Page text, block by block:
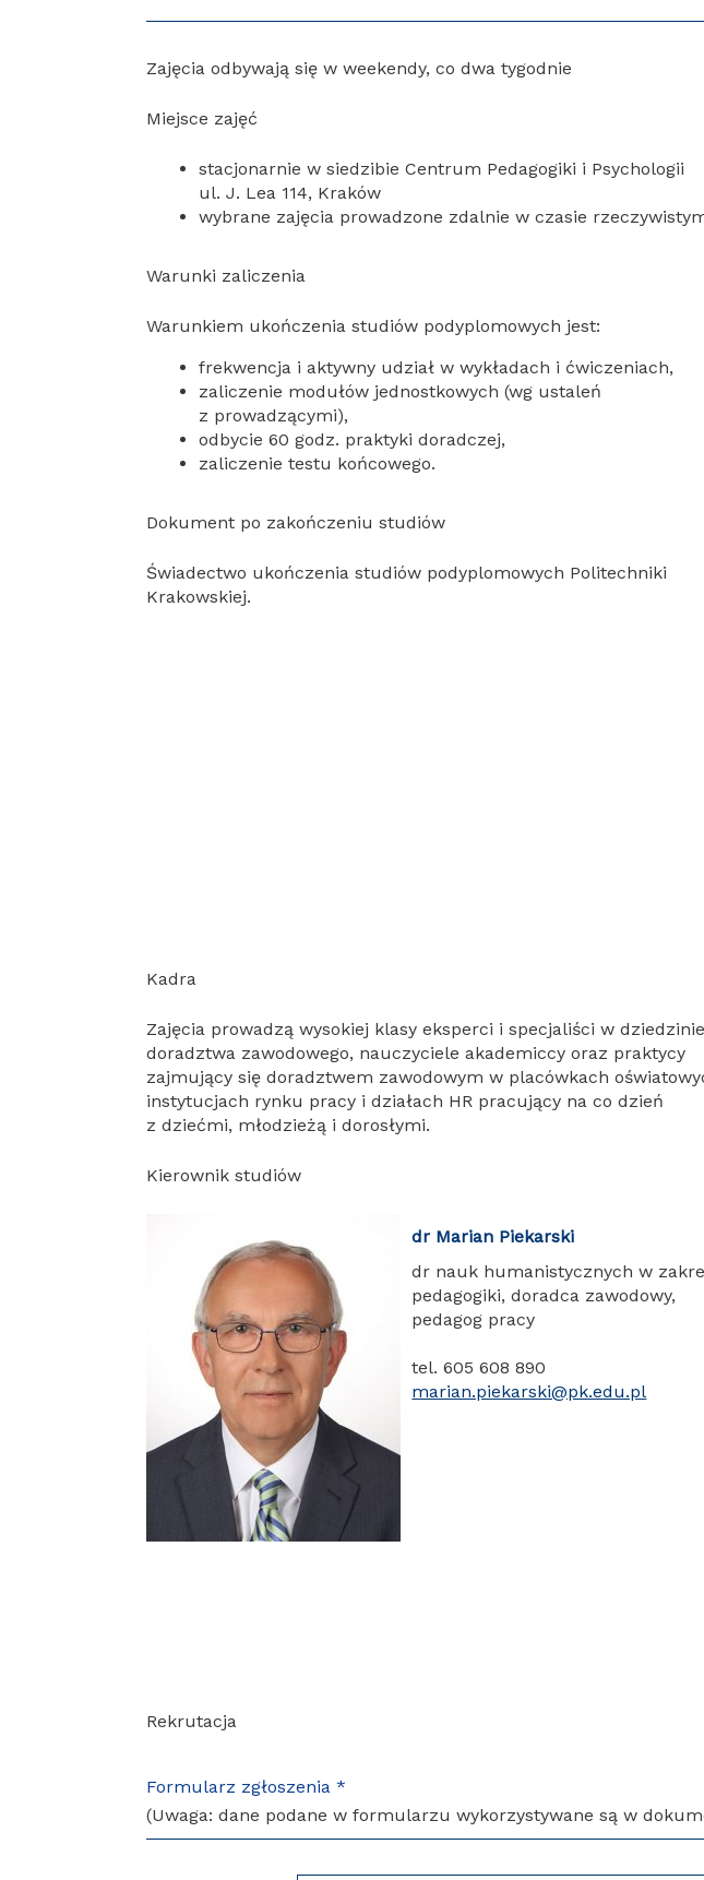
Zajęcia odbywają się w weekendy, co dwa tygodnie
Miejsce zajęć
stacjonarnie w siedzibie Centrum Pedagogiki i Psychologii
ul. J. Lea 114, Kraków
wybrane zajęcia prowadzone zdalnie w czasie
Warunki zaliczenia
Warunkiem ukończenia studiów podyplomowych jest:
frekwencja i aktywny udział w wykładach i ćwiczeniach,
zaliczenie modułów jednostkowych (wg ustaleń
z prowadzącymi),
odbycie 60 godz. praktyki doradczej,
zaliczenie testu końcowego.
Dokument po zakończeniu studiów
Świadectwo ukończenia studiów podyplomowych Politechniki
Krakowskiej.
Kadra
Zajęcia prowadzą wysokiej klasy eksperci i specjaliści w dziedzinie
doradztwa zawodowego, nauczyciele akademiccy oraz praktycy
zajmujący się doradztwem zawodowym w placówkach
instytucjach rynku pracy i działach HR pracujący na co dzień
z dziećmi, młodzieżą i dorosłymi.
Kierownik studiów
dr Marian Piekarski
dr nauk humanistycznych w
pedagogiki, doradca zawodowy,
pedagog pracy
tel. 605 608 890
marian.piekarski@pk.edu.pl
Rekrutacja
Formularz zgłoszenia *
(Uwaga: dane podane w formularzu wykorzystywane są w